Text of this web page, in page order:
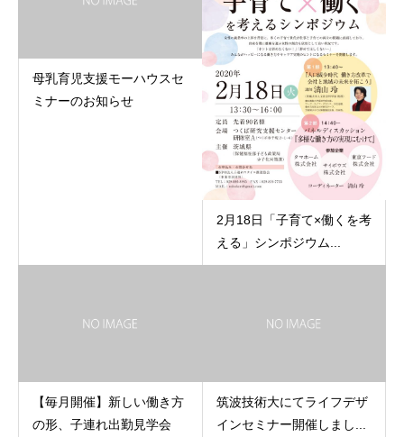
母乳育児支援モーハウスセ
ミナーのお知らせ
2月18日「子育て×働くを考
える」シンポジウム...
【毎月開催】新しい働き方
の形、子連れ出勤見学会
筑波技術大にてライフデザ
インセミナー開催しまし...